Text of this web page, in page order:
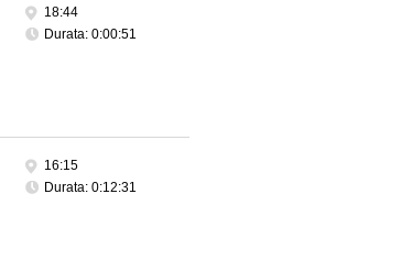
18:44
Durata: 0:00:51
16:15
Durata: 0:12:31